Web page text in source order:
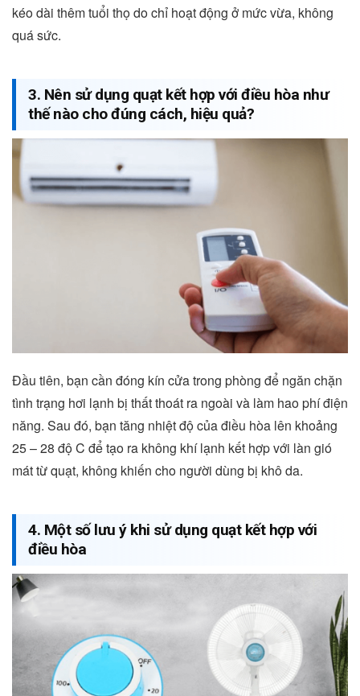
kéo dài thêm tuổi thọ do chỉ hoạt động ở mức vừa, không
quá sức.
3. Nên sử dụng quạt kết hợp với điều hòa như
thế nào cho đúng cách, hiệu quả?
Đầu tiên, bạn cần đóng kín cửa trong phòng để ngăn chặn
tình trạng hơi lạnh bị thất thoát ra ngoài và làm hao phí điện
năng. Sau đó, bạn tăng nhiệt độ của điều hòa lên khoảng
25 – 28 độ C để tạo ra không khí lạnh kết hợp với làn gió
mát từ quạt, không khiến cho người dùng bị khô da.
4. Một số lưu ý khi sử dụng quạt kết hợp với
điều hòa